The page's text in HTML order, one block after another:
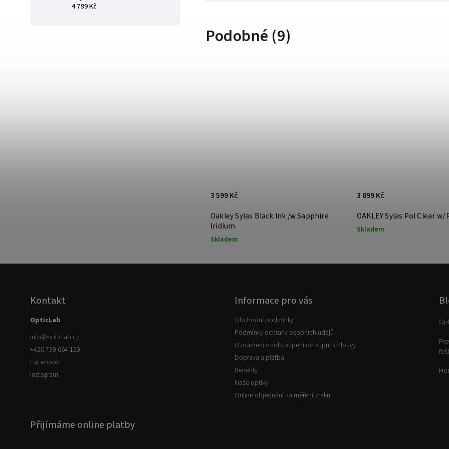
4 799 Kč
Podobné (9)
Oakley Sylas Black Ink /w Sapphire
Iridium
Skladem
3 599 Kč
OAKLEY Sylas Pol Clear w/
Skladem
3 899 Kč
Kontakt
OpticLab
info@opticlab.cz
+420 739 064 129
Facebook
Instagram
Informace pro vás
Obchodní podmínky
Podmínky ochrany osobních údajů
Oznámení o odstoupení od kupní smlouvy
Doprava a platba
Benefity
Naše optiky
Online objednání na měření zraku
Přijímáme online platby